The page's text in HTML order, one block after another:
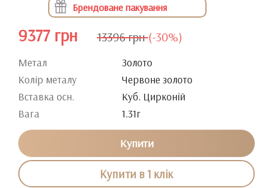
Брендоване пакування
9377 грн 13396 грн (-30%)
Метал
Золото
Колір металу
Червоне золото
Вставка осн.
Куб. Цирконій
Вага
1.31г
Купити
Купити в 1 клік